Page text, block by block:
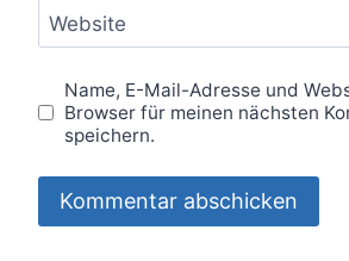
Website
Name, E-Mail-Adresse und
Browser für meinen nächsten
speichern.